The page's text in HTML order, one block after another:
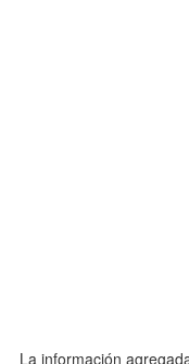
La información